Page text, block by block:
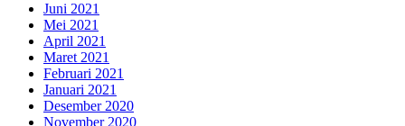
Juni 2021
Mei 2021
April 2021
Maret 2021
Februari 2021
Januari 2021
Desember 2020
November 2020